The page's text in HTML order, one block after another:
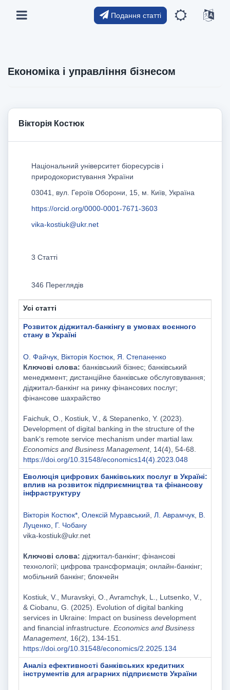
Подання статті
Економіка і управління бізнесом
Вікторія Костюк
Національний університет біоресурсів і
природокористування України
03041, вул. Героїв Оборони, 15, м. Київ, Україна
https://orcid.org/0000-0001-7671-3603
vika-kostiuk@ukr.net
3 Статті
346 Переглядів
Усі статті
Розвиток діджитал-банкінгу в умовах воєнного
стану в Україні
О. Файчук, Вікторія Костюк, Я. Степаненко
Ключові слова: банківський бізнес; банківський
менеджмент; дистанційне банківське обслуговування;
діджитал-банкінг на ринку фінансових послуг;
фінансове шахрайство
Faichuk, O., Kostiuk, V., & Stepanenko, Y. (2023).
Development of digital banking in the structure of the
bank's remote service mechanism under martial law.
Economics and Business Management, 14(4), 54-68.
https://doi.org/10.31548/economics14(4).2023.048
Еволюція цифрових банківських послуг в Україні:
вплив на розвиток підприємництва та фінансову
інфраструктуру
Вікторія Костюк*, Олексій Муравський Л. Аврамчук, В.
Луценко, Г. Чобану
vika-kostiuk@ukr.net
Ключові слова: діджитал-банкінг; фінансові
технології; цифрова трансформація; онлайн-банкінг;
мобільний банкінг; блокчейн
Kostiuk, V., Muravskyi, O., Avramchyk, L., Lutsenko, V.,
& Ciobanu, G. (2025). Evolution of digital banking
services in Ukraine: Impact on business development
and financial infrastructure. Economics and Business
Management, 16(2), 134-151.
https://doi.org/10.31548/economics/2.2025.134
Аналіз ефективності банківських кредитних
інструментів для аграрних підприємств України